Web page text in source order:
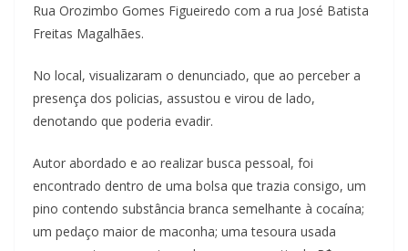
Rua Orozimbo Gomes Figueiredo com a rua José Batista
Freitas Magalhães.
No local, visualizaram o denunciado, que ao perceber a
presença dos policias, assustou e virou de lado,
denotando que poderia evadir.
Autor abordado e ao realizar busca pessoal, foi
encontrado dentro de uma bolsa que trazia consigo, um
pino contendo substância branca semelhante à cocaína;
um pedaço maior de maconha; uma tesoura usada